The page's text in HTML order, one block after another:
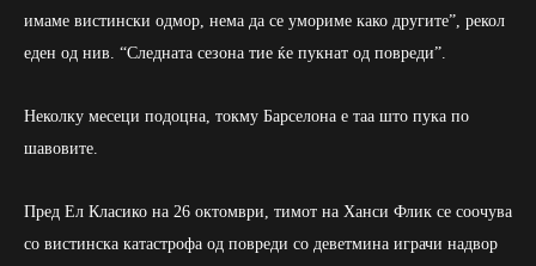
имаме вистински одмор, нема да се умориме како другите”, рекол
еден од нив. “Следната сезона тие ќе пукнат од повреди”.
Неколку месеци подоцна, токму Барселона е таа што пука по
шавовите.
Пред Ел Класико на 26 октомври, тимот на Ханси Флик се соочува
со вистинска катастрофа од повреди со деветмина играчи надвор